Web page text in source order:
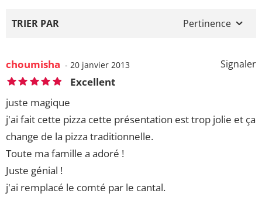
TRIER PAR Pertinence
Signaler
choumisha - 20 janvier 2013
Excellent
juste magique
j'ai fait cette pizza cette présentation est trop jolie et ça
change de la pizza traditionnelle.
Toute ma famille a adoré !
Juste génial !
j'ai remplacé le comté par le cantal.